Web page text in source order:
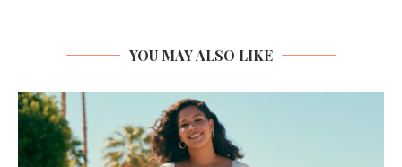
YOU MAY ALSO LIKE